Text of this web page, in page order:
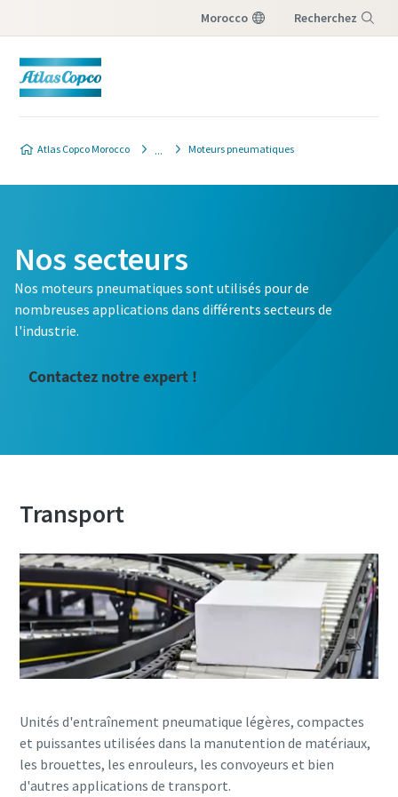
Morocco Recherchez
Atlas Copco Morocco Moteurs pneumatiques
Nos secteurs
Nos moteurs pneumatiques sont utilisés pour de
nombreuses applications dans différents secteurs de
l'industrie.
Contactez notre expert !
Transport
Unités d'entraînement pneumatique légères, compactes
et puissantes utilisées dans la manutention de matériaux,
les brouettes, les enrouleurs, les convoyeurs et bien
d'autres applications de transport.